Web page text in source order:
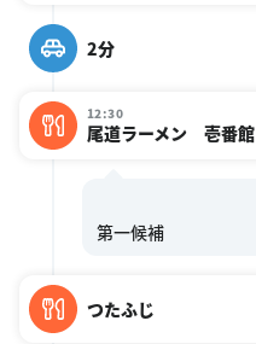
2分
12:30
尾道ラーメン 壱番館
つたふじ